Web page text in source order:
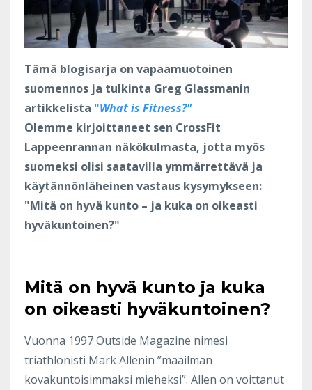
Tämä blogisarja on vapaamuotoinen
suomennos ja tulkinta Greg Glassmanin
artikkelista "What is Fitness?"
Olemme kirjoittaneet sen CrossFit
Lappeenrannan näkökulmasta, jotta myös
suomeksi olisi saatavilla ymmärrettävä ja
käytännönläheinen vastaus kysymykseen:
"Mitä on hyvä kunto – ja kuka on oikeasti
hyväkuntoinen?"
Mitä on hyvä kunto ja kuka
on oikeasti hyväkuntoinen?
Vuonna 1997 Outside Magazine nimesi
triathlonisti Mark Allenin ”maailman
kovakuntoisimmaksi mieheksi”. Allen on voittanut